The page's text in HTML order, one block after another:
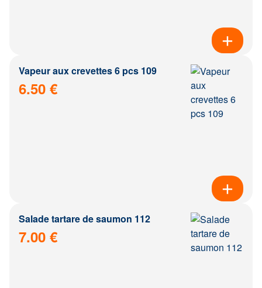
Vapeur aux crevettes 6 pcs 109
6.50 €
Salade tartare de saumon 112
7.00 €